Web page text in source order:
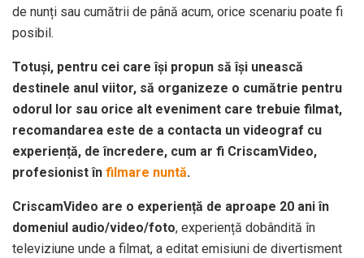
de nunți sau cumătrii de până acum, orice scenariu poate fi
posibil.
Totuși, pentru cei care își propun să își unească
destinele anul viitor, să organizeze o cumătrie pentru
odorul lor sau orice alt eveniment care trebuie filmat,
recomandarea este de a contacta un videograf cu
experiență, de încredere, cum ar fi CriscamVideo,
profesionist în filmare nuntă.
CriscamVideo are o experiență de aproape 20 ani în
domeniul audio/video/foto, experiență dobândită în
televiziune unde a filmat, a editat emisiuni de divertisment